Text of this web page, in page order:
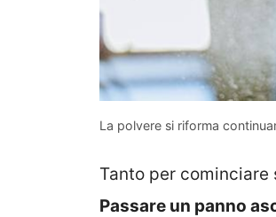
La polvere si riforma
Tanto per
Passare un panno